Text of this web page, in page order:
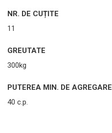
NR. DE CUȚITE
11
GREUTATE
300kg
PUTEREA MIN. DE AGREGARE
40 c.p.